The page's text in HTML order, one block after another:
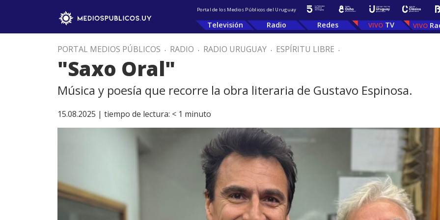
Portal de los Medios Públicos del Uruguay
Televisión Radio Redes TV
PORTAL MEDIOS PÚBLICOS . RADIO . RADIO URUGUAY . ESPÍRITU LIBRE .
"Saxo Oral"
Música y poesía que recorre la obra literaria de Gustavo Espinosa.
15.08.2025 | tiempo de lectura: < 1 minuto